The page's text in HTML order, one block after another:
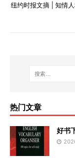
纽约时报文摘 | 知情
热门文章
好书